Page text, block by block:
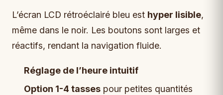
L’écran LCD rétroéclairé bleu est hyper lisible,
même dans le noir. Les boutons sont larges et
réactifs, rendant la navigation fluide.
Réglage de l’heure intuitif
Option 1-4 tasses pour petites quantités